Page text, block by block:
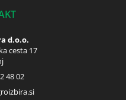
d.o.o.
cesta 17
48 02